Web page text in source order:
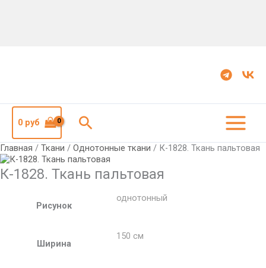
0руб Поиск
Главная / Ткани / Однотонные ткани / К-1828. Ткань пальтовая
К-1828. Ткань пальтовая
Рисунок
однотонный
Ширина
150 см